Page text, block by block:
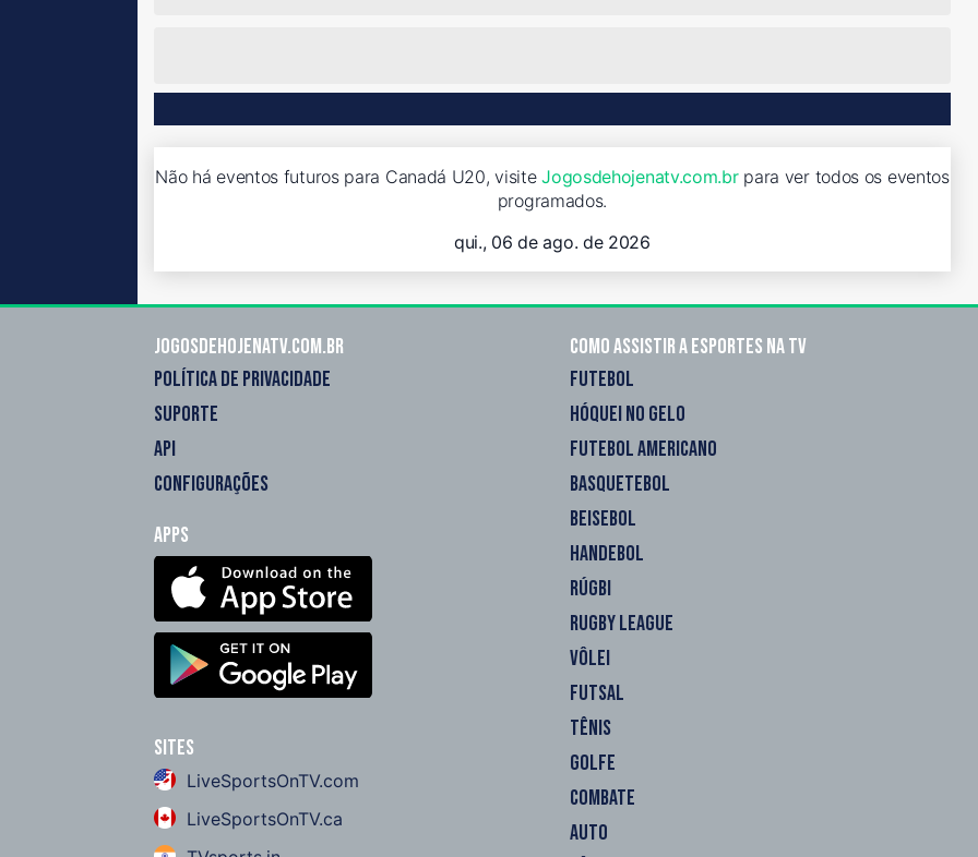
Não há eventos futuros para Canadá U20, visiteJogosdehojenatv.com.brpara ver todos os eventos
programados.
qui., 06 de ago. de 2026
Jogosdehojenatv.com.br
POLÍTICA DE PRIVACIDADE
SUPORTE
API
CONFIGURAÇÕES
Apps
Sites
LiveSportsOnTV.com
LiveSportsOnTV.ca
Como assistir a esportes na TV
FUTEBOL
HÓQUEI NO GELO
FUTEBOL AMERICANO
BASQUETEBOL
BEISEBOL
HANDEBOL
RÚGBI
RUGBY LEAGUE
VÔLEI
FUTSAL
TÊNIS
GOLFE
COMBATE
AUTO